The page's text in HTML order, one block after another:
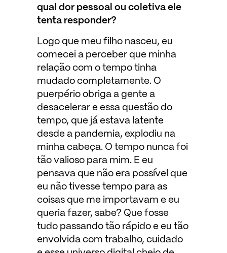
qual dor pessoal ou coletiva ele
tenta responder?
Logo que meu filho nasceu, eu
comecei a perceber que minha
relação com o tempo tinha
mudado completamente. O
puerpério obriga a gente a
desacelerar e essa questão do
tempo, que já estava latente
desde a pandemia, explodiu na
minha cabeça. O tempo nunca foi
tão valioso para mim. E eu
pensava que não era possível que
eu não tivesse tempo para as
coisas que me importavam e eu
queria fazer, sabe? Que fosse
tudo passando tão rápido e eu tão
envolvida com trabalho, cuidado